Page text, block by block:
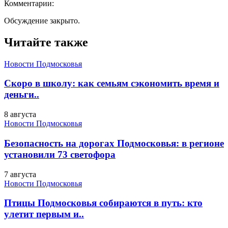
Комментарии:
Обсуждение закрыто.
Читайте также
Новости Подмосковья
Скоро в школу: как семьям сэкономить время и
деньги..
8 августа
Новости Подмосковья
Безопасность на дорогах Подмосковья: в регионе
установили 73 светофора
7 августа
Новости Подмосковья
Птицы Подмосковья собираются в путь: кто
улетит первым и..